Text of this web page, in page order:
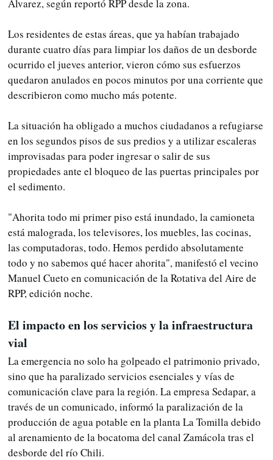
Álvarez, según reportó RPP desde la zona.
Los residentes de estas áreas, que ya habían trabajado
durante cuatro días para limpiar los daños de un desborde
ocurrido el jueves anterior, vieron cómo sus esfuerzos
quedaron anulados en pocos minutos por una corriente que
describieron como mucho más potente.
La situación ha obligado a muchos ciudadanos a refugiarse
en los segundos pisos de sus predios y a utilizar escaleras
improvisadas para poder ingresar o salir de sus
propiedades ante el bloqueo de las puertas principales por
el sedimento.
"Ahorita todo mi primer piso está inundado, la camioneta
está malograda, los televisores, los muebles, las cocinas,
las computadoras, todo. Hemos perdido absolutamente
todo y no sabemos qué hacer ahorita", manifestó el vecino
Manuel Cueto en comunicación de la Rotativa del Aire de
RPP, edición noche.
El impacto en los servicios y la infraestructura
vial
La emergencia no solo ha golpeado el patrimonio privado,
sino que ha paralizado servicios esenciales y vías de
comunicación clave para la región. La empresa Sedapar, a
través de un comunicado, informó la paralización de la
producción de agua potable en la planta La Tomilla debido
al arenamiento de la bocatoma del canal Zamácola tras el
desborde del río Chili.